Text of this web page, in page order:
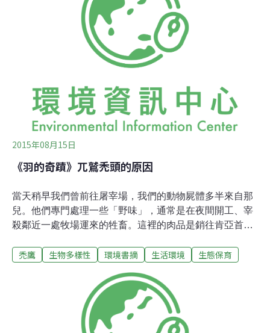
題，直到老婦人阿里雅（Irma Acosta Arya）開始餵食禿
鷹及浣熊等野生動物。卡茲說她曾看到婦人拿出4大袋狗
飼料及烤雞腿、三明治等食物餵食，「等禿鷹們吃飽後，
牠們就開始飛到我家休息，我的泳池客人們都被牠們嚇跑
了。」相關單位已對阿里雅提出警告，她也必須接受罰款
2015年08月15日
《羽的奇蹟》兀鷲禿頭的原因
當天稍早我們曾前往屠宰場，我們的動物屍體多半來自那
兒。他們專門處理一些「野味」，通常是在夜間開工、宰
殺鄰近一處牧場運來的牲畜。這裡的肉品是銷往肯亞首都
嚐長頸鹿堡、燒烤牛羚之類的「稀樹草原風味」，給自己
旁，而且早晨通常有輛小拖車準備在那兒，兀鷲們的點心
就整齊地裝在上頭。但是那天早上卻不同以往，內臟、腸
子、馬蹄，外加一些殘缺不全的斑馬碎塊混在一起放在屠
場的側院，那一堆大概有一個人那麼高。「Karibu
禿鷹 生物多樣性 環境書摘 生活環境 生態保育